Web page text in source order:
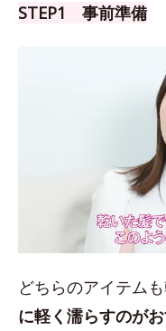
STEP1 事前準備
どちらのアイテム
に軽く濡らすのが